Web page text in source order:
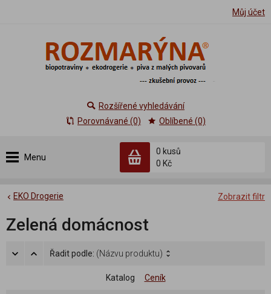
Můj účet
Menu
0 kusů
0 Kč
Rozšířené vyhledávání
Porovnávané (0)
Oblíbené (0)
Zobrazit filtr
EKO Drogerie
Zelená domácnost
Řadit podle: (Názvu produktu)
Katalog Ceník